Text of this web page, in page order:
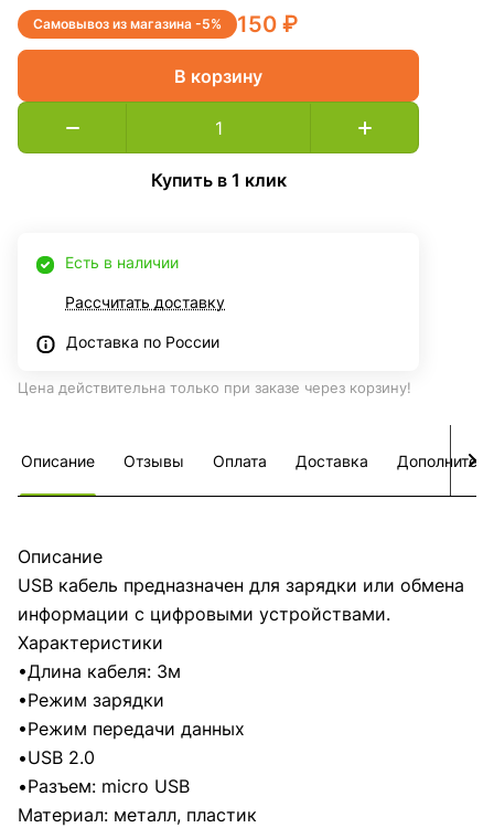
Самовывоз из магазина -5% 150 ₽
В корзину
Купить в 1 клик
Есть в наличии
Рассчитать доставку
Доставка по России
Цена действительна только при заказе через корзину!
Описание Отзывы Оплата Доставка
Описание
USB кабель предназначен для зарядки или обмена
информации с цифровыми устройствами.
Характеристики
•Длина кабеля: 3м
•Режим зарядки
•Режим передачи данных
•USB 2.0
•Разъем: micro USB
Материал: металл, пластик